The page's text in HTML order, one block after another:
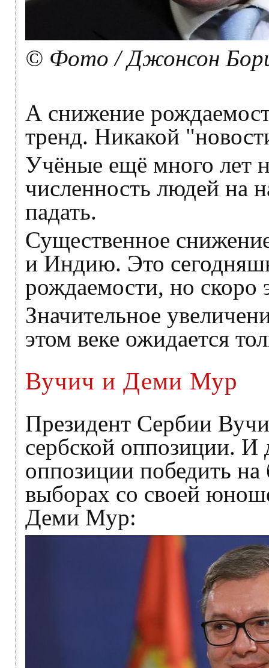
© Фото / Джонсон
А снижение
тренд. Никакой
Учёные ещё много лет
численность людей на
падать.
Существенное
и Индию. Это
рождаемости, но скоро
Значительное
этом веке ожидается
Вучич и Деми Мур
Президент Сербии
сербской оппозиции. И
оппозиции победить
выборах со своей
Деми Мур: